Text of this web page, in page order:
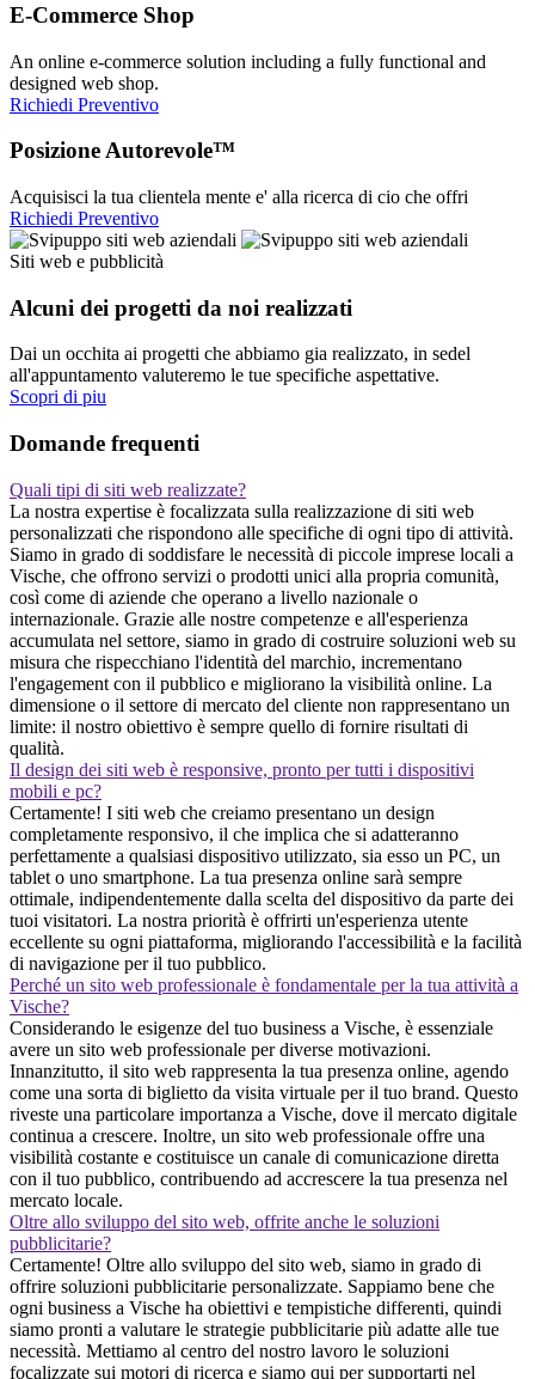
E-Commerce Shop
An online e-commerce solution including a fully functional and
designed web shop.
Richiedi Preventivo
Posizione Autorevole™
Acquisisci la tua clientela mente e' alla ricerca di cio che offri
Richiedi Preventivo
Siti web e pubblicità
Alcuni dei progetti da noi realizzati
Dai un occhita ai progetti che abbiamo gia realizzato, in sedel
all'appuntamento valuteremo le tue specifiche aspettative.
Scopri di piu
Domande frequenti
Quali tipi di siti web realizzate?
La nostra expertise è focalizzata sulla realizzazione di siti web
personalizzati che rispondono alle specifiche di ogni tipo di attività.
Siamo in grado di soddisfare le necessità di piccole imprese locali a
Vische, che offrono servizi o prodotti unici alla propria comunità,
così come di aziende che operano a livello nazionale o
internazionale. Grazie alle nostre competenze e all'esperienza
accumulata nel settore, siamo in grado di costruire soluzioni web su
misura che rispecchiano l'identità del marchio, incrementano
l'engagement con il pubblico e migliorano la visibilità online. La
dimensione o il settore di mercato del cliente non rappresentano un
limite: il nostro obiettivo è sempre quello di fornire risultati di
qualità.
Il design dei siti web è responsive, pronto per tutti i dispositivi
mobili e pc?
Certamente! I siti web che creiamo presentano un design
completamente responsivo, il che implica che si adatteranno
perfettamente a qualsiasi dispositivo utilizzato, sia esso un PC, un
tablet o uno smartphone. La tua presenza online sarà sempre
ottimale, indipendentemente dalla scelta del dispositivo da parte dei
tuoi visitatori. La nostra priorità è offrirti un'esperienza utente
eccellente su ogni piattaforma, migliorando l'accessibilità e la facilità
di navigazione per il tuo pubblico.
Perché un sito web professionale è fondamentale per la tua attività a
Vische?
Considerando le esigenze del tuo business a Vische, è essenziale
avere un sito web professionale per diverse motivazioni.
Innanzitutto, il sito web rappresenta la tua presenza online, agendo
come una sorta di biglietto da visita virtuale per il tuo brand. Questo
riveste una particolare importanza a Vische, dove il mercato digitale
continua a crescere. Inoltre, un sito web professionale offre una
visibilità costante e costituisce un canale di comunicazione diretta
con il tuo pubblico, contribuendo ad accrescere la tua presenza nel
mercato locale.
Oltre allo sviluppo del sito web, offrite anche le soluzioni
pubblicitarie?
Certamente! Oltre allo sviluppo del sito web, siamo in grado di
offrire soluzioni pubblicitarie personalizzate. Sappiamo bene che
ogni business a Vische ha obiettivi e tempistiche differenti, quindi
siamo pronti a valutare le strategie pubblicitarie più adatte alle tue
necessità. Mettiamo al centro del nostro lavoro le soluzioni
focalizzate sui motori di ricerca e siamo qui per supportarti nel